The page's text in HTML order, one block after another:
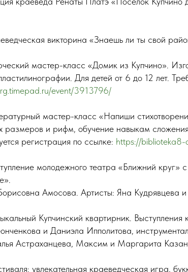
викторина «Знаешь ли ты свой
мастер-класс «Домик из Купчино».
Для детей от 6 до 12 лет.
event/3913796/
мастер-класс «Напиши
размеров и рифм, обучение навыкам
регистрация по ссылке: https://
молодежного театра «Ближний круг»
Амосова. Артисты: Яна Кудрявцева
Купчинский квартирник. Выступления
и Даниэла Ипполитова,
Астраханцева, Максим и Маргарита
увлекательная краеведческая игра,